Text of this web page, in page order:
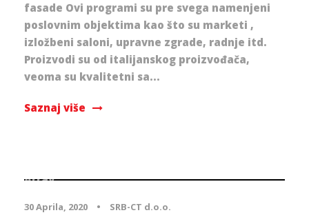
fasade Ovi programi su pre svega namenjeni
poslovnim objektima kao što su marketi ,
izložbeni saloni, upravne zgrade, radnje itd.
Proizvodi su od italijanskog proizvođača,
veoma su kvalitetni sa...
Saznaj više
Array
30 Aprila, 2020 • SRB-CT d.o.o.